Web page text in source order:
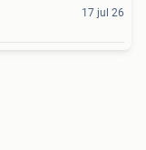
17 jul 26